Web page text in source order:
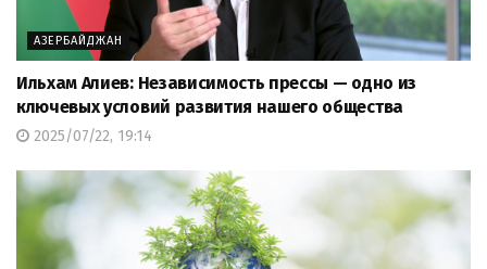
АЗЕРБАЙДЖАН
Ильхам Алиев: Независимость прессы — одно из
ключевых условий развития нашего общества
2025/07/22, 19:14